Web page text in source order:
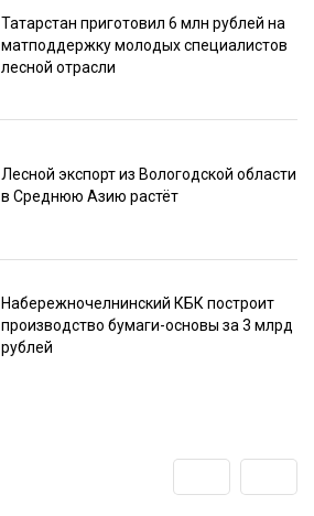
Татарстан приготовил 6 млн рублей на
матподдержку молодых специалистов
лесной отрасли
Лесной экспорт из Вологодской области
в Среднюю Азию растёт
Набережночелнинский КБК построит
производство бумаги-основы за 3 млрд
рублей